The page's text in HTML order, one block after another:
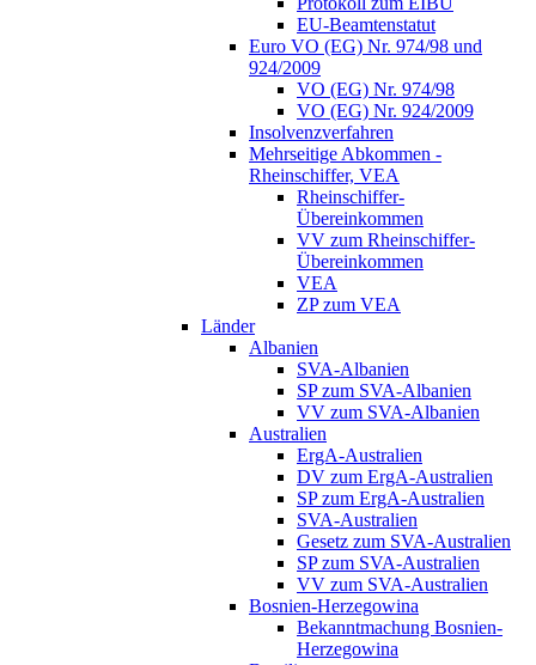
EU-Beamtenstatut
Euro VO (EG) Nr. 974/98 und
924/2009
VO (EG) Nr. 974/98
VO (EG) Nr. 924/2009
Insolvenzverfahren
Mehrseitige Abkommen -
Rheinschiffer, VEA
Rheinschiffer-
Übereinkommen
VV zum Rheinschiffer-
Übereinkommen
VEA
ZP zum VEA
Länder
Albanien
SVA-Albanien
SP zum SVA-Albanien
VV zum SVA-Albanien
Australien
ErgA-Australien
DV zum ErgA-Australien
SP zum ErgA-Australien
SVA-Australien
Gesetz zum SVA-Australien
SP zum SVA-Australien
VV zum SVA-Australien
Bosnien-Herzegowina
Bekanntmachung Bosnien-
Herzegowina